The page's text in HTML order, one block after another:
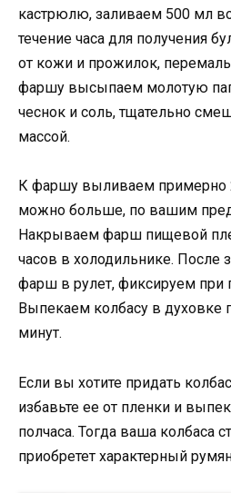
кастрюлю, заливаем 500 мл
течение часа для получения
от кожи и прожилок,
фаршу высыпаем молотую
чеснок и соль, тщательно
массой.
К фаршу выливаем примерно
можно больше, по вашим
Накрываем фарш пищевой
часов в холодильнике. После
фарш в рулет, фиксируем при
Выпекаем колбасу в духовке
минут.
Если вы хотите придать
избавьте ее от пленки и
полчаса. Тогда ваша колбаса
приобретет характерный